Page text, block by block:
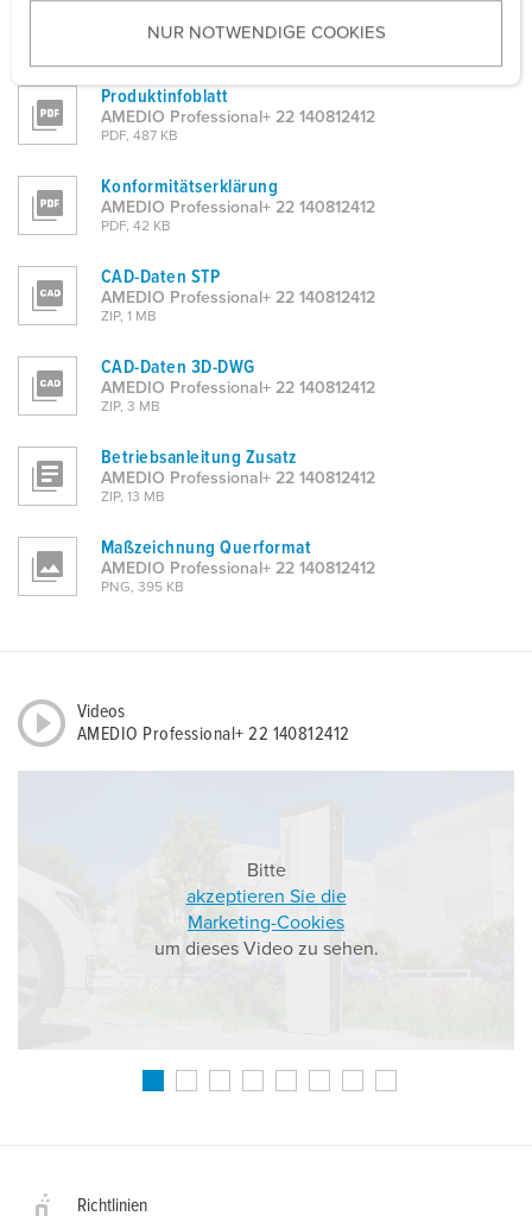
u
w
a
h
l
NUR NOTWENDIGE COOKIES
Betriebsanleitung
AMEDIO Professional+ 22 140812412
Produktinfoblatt
AMEDIO Professional+ 22 140812412
PDF, 487 KB
Konformitätserklärung
AMEDIO Professional+ 22 140812412
PDF, 42 KB
CAD-Daten STP
AMEDIO Professional+ 22 140812412
ZIP, 1 MB
CAD-Daten 3D-DWG
AMEDIO Professional+ 22 140812412
ZIP, 3 MB
Betriebsanleitung Zusatz
AMEDIO Professional+ 22 140812412
ZIP, 13 MB
Maßzeichnung Querformat
AMEDIO Professional+ 22 140812412
PNG, 395 KB
Videos
AMEDIO Professional+ 22 140812412
Bitte
akzeptieren Sie die
Marketing-Cookies
um dieses Video zu sehen.
Richtlinien